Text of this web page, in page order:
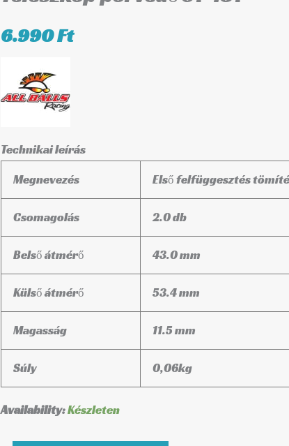
6.990Ft
Technikai leírás
Megnevezés
Első felfüggesztés
Csomagolás 2.0 db
Belső átmérő 43.0 mm
Külső átmérő 53.4 mm
Magasság 11.5 mm
Súly 0,06kg
Availability:Készleten
mennyiség